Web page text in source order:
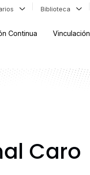
Biblioteca
Continua Vinculación
Caro